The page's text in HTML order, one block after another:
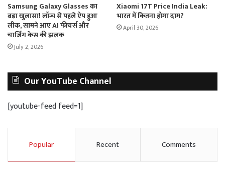
Samsung Galaxy Glasses का
बड़ा खुलासा! लॉन्च से पहले ऐप हुआ
लीक, सामने आए AI फीचर्स और
चार्जिंग केस की झलक
July 2, 2026
Xiaomi 17T Price India Leak:
भारत में कितना होगा दाम?
April 30, 2026
Our YouTube Channel
[youtube-feed feed=1]
Popular Recent Comments